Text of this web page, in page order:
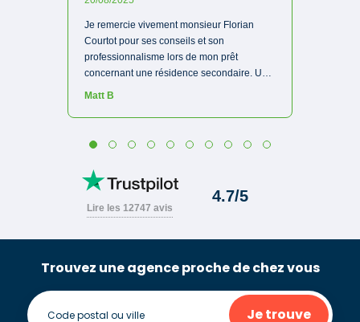
Trouvez une agence proche de chez vous
Je trouve